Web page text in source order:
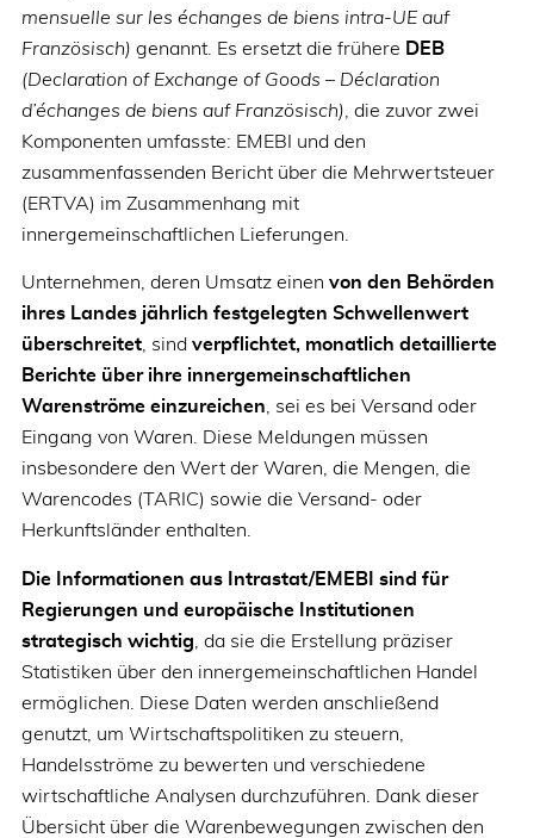
mensuelle sur les échanges de biens intra-UE auf
Französisch) genannt. Es ersetzt die frühere DEB
(Declaration of Exchange of Goods – Déclaration
d’échanges de biens auf Französisch) , die zuvor zwei
Komponenten umfasste: EMEBI und den
zusammenfassenden Bericht über die Mehrwertsteuer
(ERTVA) im Zusammenhang mit
innergemeinschaftlichen Lieferungen.
Unternehmen, deren Umsatz einen von den Behörden
ihres Landes jährlich festgelegten Schwellenwert
überschreitet, sind verpflichtet, monatlich detaillierte
Berichte über ihre innergemeinschaftlichen
Warenströme einzureichen , sei es bei Versand oder
Eingang von Waren. Diese Meldungen müssen
insbesondere den Wert der Waren, die Mengen, die
Warencodes (TARIC) sowie die Versand- oder
Herkunftsländer enthalten.
Die Informationen aus Intrastat/EMEBI sind für
Regierungen und europäische Institutionen
strategisch wichtig , da sie die Erstellung präziser
Statistiken über den innergemeinschaftlichen Handel
ermöglichen. Diese Daten werden anschließend
genutzt, um Wirtschaftspolitiken zu steuern,
Handelsströme zu bewerten und verschiedene
wirtschaftliche Analysen durchzuführen. Dank dieser
Übersicht über die Warenbewegungen zwischen den